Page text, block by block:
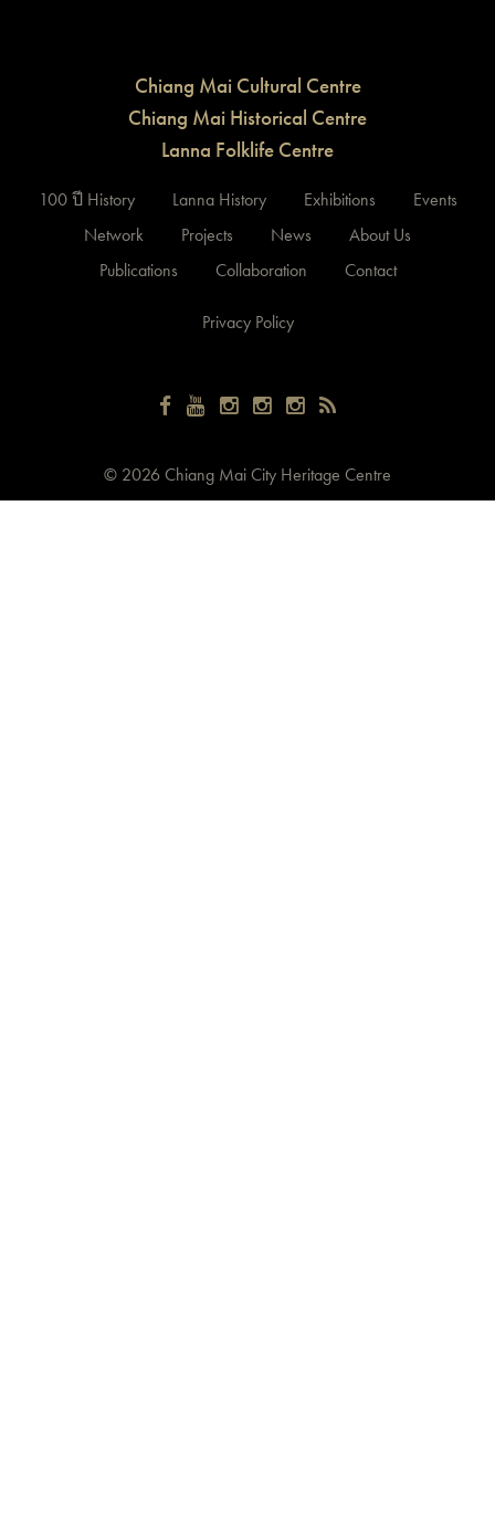
Chiang Mai Cultural Centre
Chiang Mai Historical Centre
Lanna Folklife Centre
100 ปี History Lanna History Exhibitions
Events
Network
Projects News
About Us
Publications
Collaboration Contact
Privacy Policy
© 2026 Chiang Mai City Heritage Centre